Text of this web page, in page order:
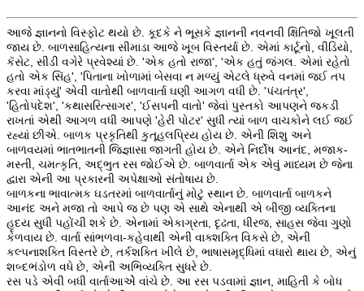
આજે જ્ઞાનનો વિસ્ફોટ થયો છે. કૂદકે ને ભૂસકે જ્ઞાનની નવનવી ક્ષિતિજો ખૂલતી
જાય છે. બાળસાહિત્યના સીમાડા આજે ખૂબ વિસ્તર્યા છે. એમાં કાર્ટૂનો, વીડિયો,
કૅસેટ, સીડી વગેરે પ્રવેશ્યાં છે. 'એક હતો રાજા', 'એક હતું જંગલ. એમાં રહેતો
હતો એક સિંહ', 'પિતાના ખોળામાં બેસવા ન મળ્યું એટલે ધ્રુવે વનમાં જઈ તપ
કરવા માંડ્યું' એવી વાતોથી બાળવાર્તા ઘણી આગળ વધી છે. 'પંચતંત્ર',
'હિતોપદેશ', 'કથાસરિત્સાગર', 'ઈસપની વાતો' જેવાં પુસ્તકો આપણને જકડી
રાખતાં એથી આગળ વધી આપણે 'હેરી પોટર' સુધી ત્યાં બાળ વાચકોને લઈ જઈ
રહ્યાં છીએ. બાળક પ્રકૃતિથી કુતૂહલપ્રિય હોય છે. એની શિશુ અને
બાળવયમાં ભાતભાતની જિજ્ઞાસા જાગતી હોય છે. એને નિર્દોષ આનંદ, મજાક-
મસ્તી, ચમત્કૃતિ, અદ્ભુત રસ જોઈએ છે. બાળવાર્તા એક એવું માધ્યમ છે જેના
દ્વારા એની આ પ્રકારની અપેક્ષાઓ સંતોષાય છે.
બાળકના ભાવાત્મક ઘડતરમાં બાળવાર્તાનું મોટું સ્થાન છે. બાળવાર્તા બાળકને
આનંદ અને મજા તો આપે જ છે પણ એ સાથે એનાથી એ બીજી વ્યક્તિના
હૃદય સુધી પહોંચી શકે છે. એનામાં એકાગ્રતા, દૃઢતા, ધીરજ, સાહસ જેવા ગુણો
કેળવાય છે. વાર્તા સાંભળવા-કહેવાથી એની વાક્શક્તિ વિકસે છે, એની
કલ્પનાશક્તિ વિસ્તરે છે, તર્કશક્તિ ખીલે છે, ભાષાસમૃદ્ધિમાં વધારો થાય છે, એનું
શબ્દભંડોળ વધે છે, એની અભિવ્યક્તિ સુધરે છે.
રસ પડે એવી બધી વાર્તાઆએે વાંચે છે. આ રસ પડવામાં જ્ઞાન, માહિતી કે બોધ